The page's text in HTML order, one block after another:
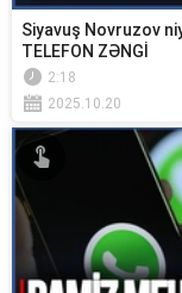
Siyavuş Novruzov
TELEFON ZƏNGİ
2:18
2025.10.20